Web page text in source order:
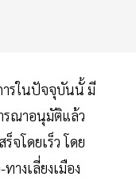
ารในปัจจุบันนั้ มี
รณาอนุมัติแล้ว
จโดยเร็ว โดย
างเลี่ยงเมือง